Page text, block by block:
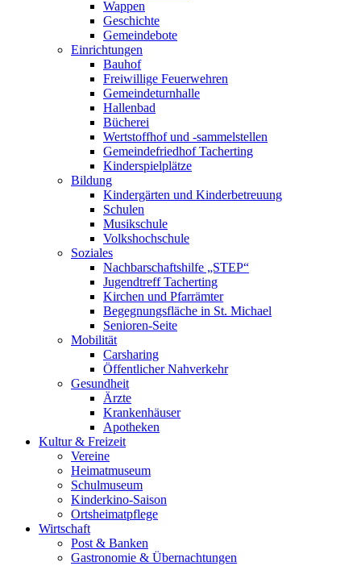
Wappen
Geschichte
Gemeindebote
Einrichtungen
Bauhof
Freiwillige Feuerwehren
Gemeindeturnhalle
Hallenbad
Bücherei
Wertstoffhof und -sammelstellen
Gemeindefriedhof Tacherting
Kinderspielplätze
Bildung
Kindergärten und Kinderbetreuung
Schulen
Musikschule
Volkshochschule
Soziales
Nachbarschaftshilfe „STEP“
Jugendtreff Tacherting
Kirchen und Pfarrämter
Begegnungsfläche in St. Michael
Senioren-Seite
Mobilität
Carsharing
Öffentlicher Nahverkehr
Gesundheit
Ärzte
Krankenhäuser
Apotheken
Kultur & Freizeit
Vereine
Heimatmuseum
Schulmuseum
Kinderkino-Saison
Ortsheimatpflege
Wirtschaft
Post & Banken
Gastronomie & Übernachtungen